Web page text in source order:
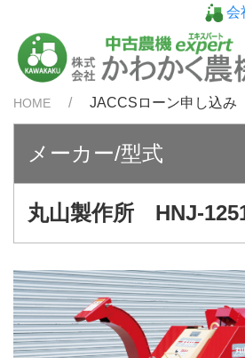
会
HOME JACCSローン申し込み
メーカー/型式
丸山製作所 HNJ-